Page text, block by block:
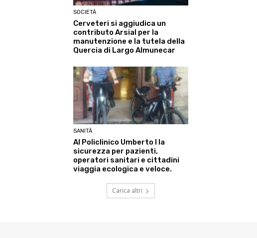
SOCIETÀ
Cerveteri si aggiudica un
contributo Arsial per la
manutenzione e la tutela della
Quercia di Largo Almunecar
SANITÀ
Al Policlinico Umberto I la
sicurezza per pazienti,
operatori sanitari e cittadini
viaggia ecologica e veloce.
Carica altri